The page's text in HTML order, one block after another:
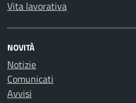
Vita lavorativa
NOVITÀ
Notizie
Comunicati
Avvisi